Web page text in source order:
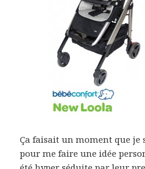
Ça faisait un moment que je
pour me faire une idée